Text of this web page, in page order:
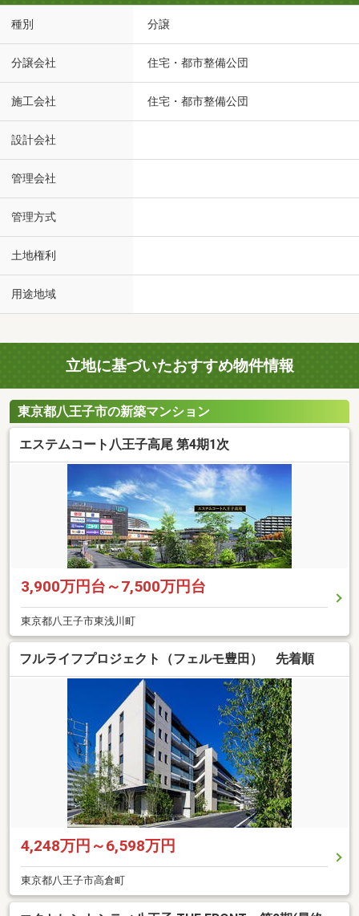
種別 分譲
分譲会社 住宅・都市整備公団
施工会社 住宅・都市整備公団
設計会社
管理会社
管理方式
土地権利
用途地域
立地に基づいたおすすめ物件情報
東京都八王子市の新築マンション
エステムコート八王子高尾 第4期1次
3,900万円台～7,500万円台
東京都八王子市東浅川町
フルライフプロジェクト（フェルモ豊田） 先着順
4,248万円～6,598万円
東京都八王子市高倉町